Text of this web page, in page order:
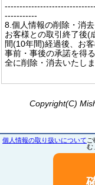
-----------
8.個人情報の削除・消去
お客様との取引終了後(
間(10年間)経過後、お
事前・事後の承諾を得
全に削除・消去いたしま
Copyright(C)
個人情報の取り扱いについて
む